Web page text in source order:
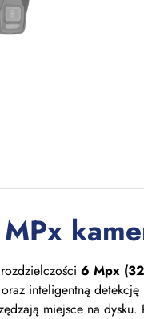
6 Mpx
oraz inteligentną
miejsce na